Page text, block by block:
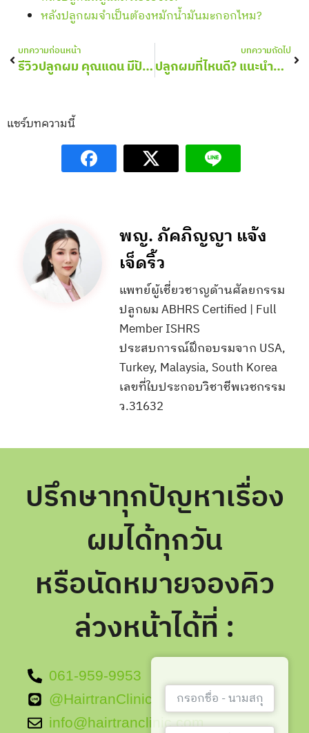
หลังปลูกผมจำเป็นต้องหมักน้ำมันมะกอกไหม?
Prev
บทความก่อนหน้า
รีวิวปลูกผม คุณแดน มีปัญหาหัวเถิก จนทำให้ไม่มั่นใจ
บทความถัดไป
ปลูกผมที่ไหนดี? แนะนำการเลือกคลินิกปลูกผม รักษาผมร่วง ศรีษะล้าน​
แชร์บทความนี้
พญ. ภัคภิญญา แจ้ง
เจ็ดริ้ว
แพทย์ผู้เชี่ยวชาญด้านศัลยกรรม
ปลูกผม ABHRS Certified | Full
Member ISHRS
ประสบการณ์ฝึกอบรมจาก USA,
Turkey, Malaysia, South Korea
เลขที่ใบประกอบวิชาชีพเวชกรรม
ว.31632
ปรึกษาทุกปัญหาเรื่อง
ผมได้ทุกวัน
หรือนัดหมายจองคิว
ล่วงหน้าได้ที่ :
061-959-9953
@HairtranClinic
info@hairtranclinic.com